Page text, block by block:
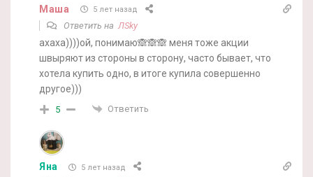
Маша 5 лет назад
Ответить на ЛSky
ахаха))))ой, понимаю🙈🙈🙈 меня тоже акции
швыряют из стороны в сторону, часто бывает, что
хотела купить одно, в итоге купила совершенно
другое)))
5 Ответить
Яна 5 лет назад